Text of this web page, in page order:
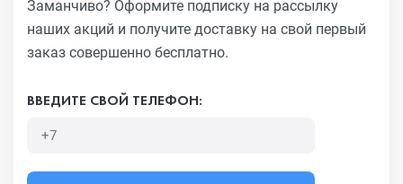
Заманчиво? Оформите подписку на рассылку
наших акций и получите доставку на свой первый
заказ совершенно бесплатно.
ВВЕДИТЕ СВОЙ ТЕЛЕФОН: